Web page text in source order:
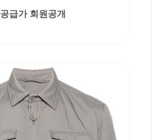
공급가 회원공개